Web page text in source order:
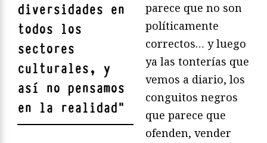
diversidades en
todos los
sectores
culturales, y
así no pensamos
en la realidad"
parece que no son
políticamente
correctos… y luego
ya las tonterías que
vemos a diario, los
conguitos negros
que parece que
ofenden, vender